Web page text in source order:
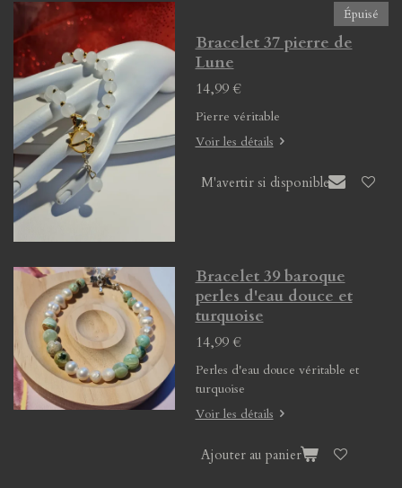
Épuisé
Bracelet 37 pierre de
Lune
14,99 €
Pierre véritable
Voir les détails
M'avertir si disponible
Bracelet 39 baroque
perles d'eau douce et
turquoise
14,99 €
Perles d'eau douce véritable et
turquoise
Voir les détails
Ajouter au panier